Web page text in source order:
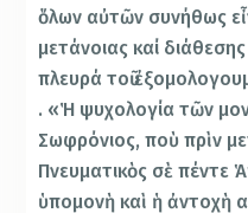
ὅλων αὐτῶν συνήθως
μετάνοιας καί
πλευρά τοῦ
. «Ἡ ψυχολογία τῶν
Σωφρόνιος, ποὺ πρὶν
Πνευματικὸς σὲ πέντε
ὑπομονὴ καὶ ἡ ἀντοχὴ